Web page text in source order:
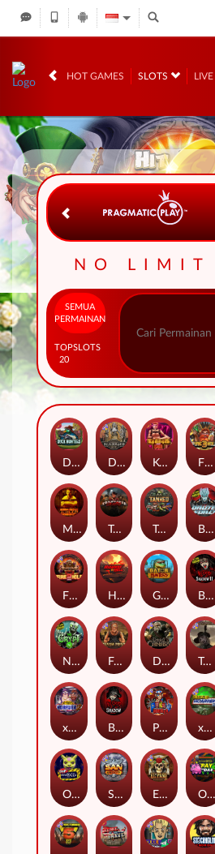
HOT GAMES SLOTS
IDR
NO LIMIT
SEMUA
PERMAINAN
TOP
20
SLOTS
Duck Hunters Fire in the Hole 3
Highway to Hell
Brute Force
Tombstone Slaughter
Blood & Shadow
Blood & Shadow 2
Mental
Outsourced
Punk Rocker 2
Deadwood R.I.P
Nexus The Crypt
Gator Hunters
Kenneth Must Die
Tombstone RIP
Fire in the Hole 2
Outsourced: Payday
Tanked
Folsom Prison
xWays Hoarder 2
El Pasa Gunfight xNudge
San Quentin xWays
Dead Canary
xWays Hoarder xSplit